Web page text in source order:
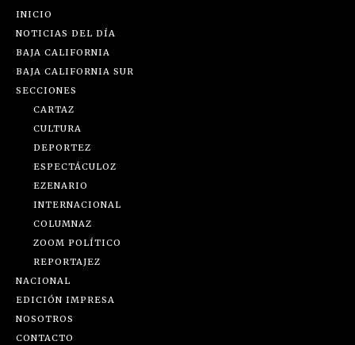
INICIO
NOTICIAS DEL DÍA
BAJA CALIFORNIA
BAJA CALIFORNIA SUR
SECCIONES
CARTAZ
CULTURA
DEPORTEZ
ESPECTÁCULOZ
EZENARIO
INTERNACIONAL
COLUMNAZ
ZOOM POLÍTICO
REPORTAJEZ
NACIONAL
EDICIÓN IMPRESA
NOSOTROS
CONTACTO